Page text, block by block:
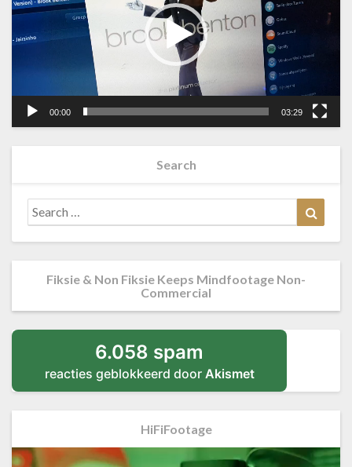
00:00 03:29
Search
Search
for:
Fiksie & Non Fiksie Keeps Mindfootage Non-
Commercial
6.058 spam
reacties geblokkeerd door Akismet
HiFiFootage
Videospeler